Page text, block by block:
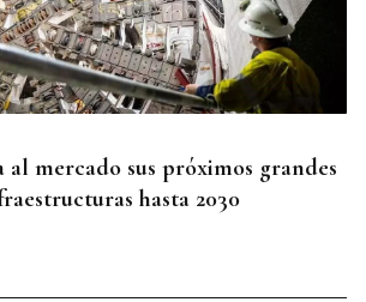
al mercado sus próximos grandes
hasta 2030